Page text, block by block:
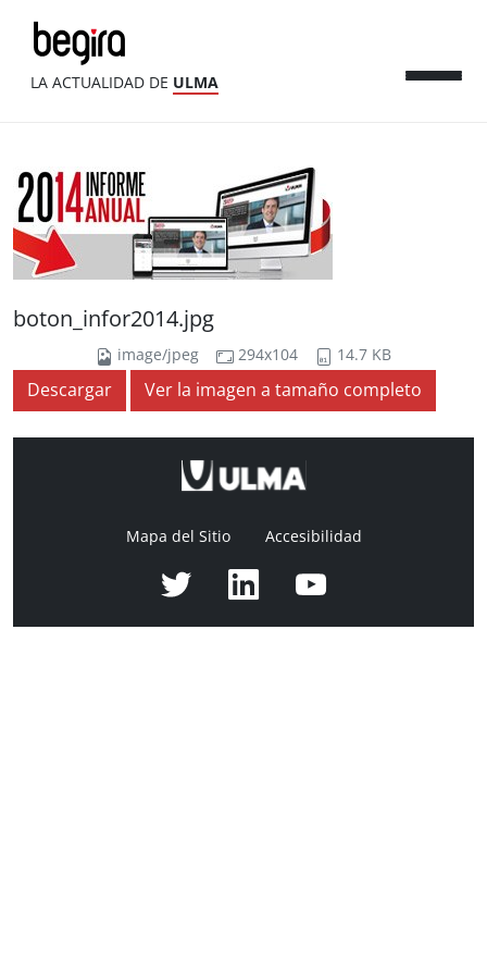
LA ACTUALIDAD DE ULMA
boton_infor2014.jpg
image/jpeg 294x104 14.7 KB
Descargar Ver la imagen a tamaño completo
Mapa del Sitio Accesibilidad